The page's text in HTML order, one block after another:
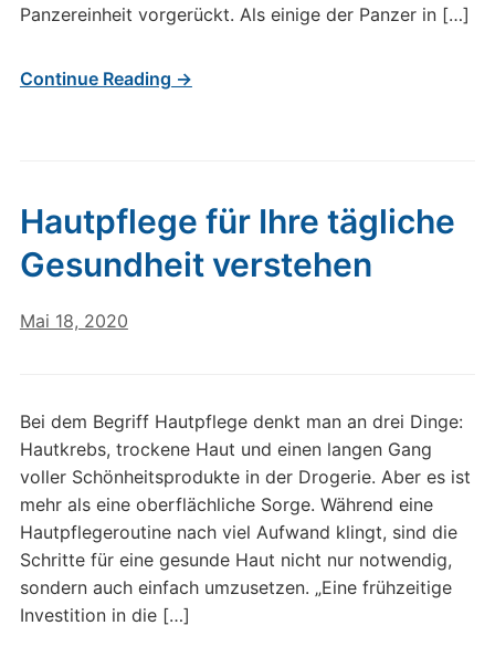
Panzereinheit vorgerückt. Als einige der Panzer in […]
Continue Reading →
Hautpflege für Ihre tägliche
Gesundheit verstehen
Mai 18, 2020
Bei dem Begriff Hautpflege denkt man an drei Dinge:
Hautkrebs, trockene Haut und einen langen Gang
voller Schönheitsprodukte in der Drogerie. Aber es ist
mehr als eine oberflächliche Sorge. Während eine
Hautpflegeroutine nach viel Aufwand klingt, sind die
Schritte für eine gesunde Haut nicht nur notwendig,
sondern auch einfach umzusetzen. „Eine frühzeitige
Investition in die […]